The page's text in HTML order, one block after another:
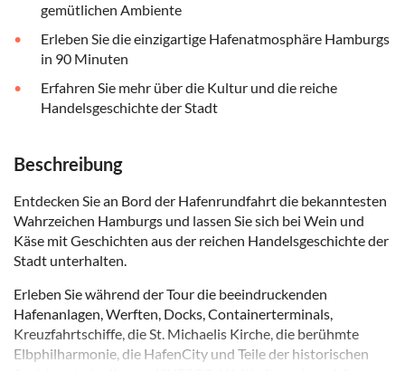
gemütlichen Ambiente
Erleben Sie die einzigartige Hafenatmosphäre Hamburgs
in 90 Minuten
Erfahren Sie mehr über die Kultur und die reiche
Handelsgeschichte der Stadt
Beschreibung
Entdecken Sie an Bord der Hafenrundfahrt die bekanntesten
Wahrzeichen Hamburgs und lassen Sie sich bei Wein und
Käse mit Geschichten aus der reichen Handelsgeschichte der
Stadt unterhalten.
Erleben Sie während der Tour die beeindruckenden
Hafenanlagen, Werften, Docks, Containerterminals,
Kreuzfahrtschiffe, die St. Michaelis Kirche, die berühmte
Elbphilharmonie, die HafenCity und Teile der historischen